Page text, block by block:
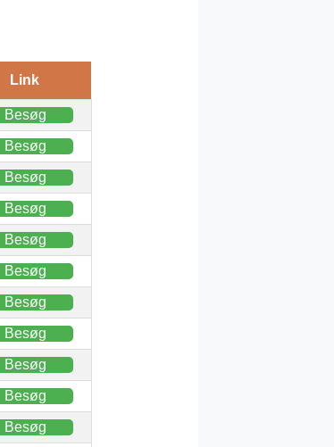
Link
Besøg
Besøg
Besøg
Besøg
Besøg
Besøg
Besøg
Besøg
Besøg
Besøg
Besøg